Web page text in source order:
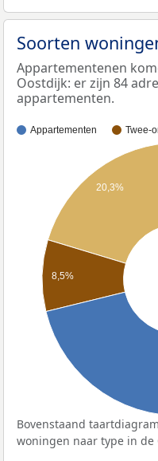
Soorten
Appartementenen
Oostdijk: er zijn 84
appartementen.
Appartementen Twee-
20,3%
8,5%
Bovenstaand
woningen naar type in de